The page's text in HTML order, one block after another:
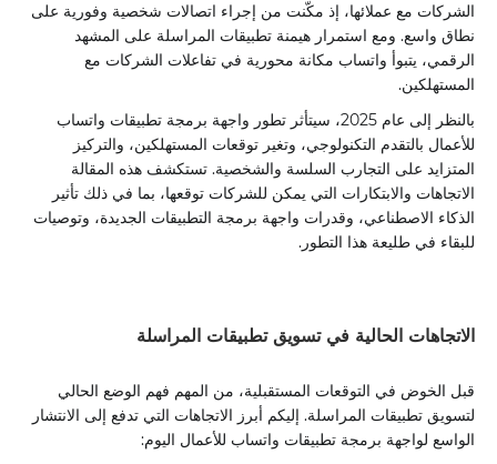
الشركات مع عملائها، إذ مكّنت من إجراء اتصالات شخصية وفورية على
نطاق واسع. ومع استمرار هيمنة تطبيقات المراسلة على المشهد
الرقمي، يتبوأ واتساب مكانة محورية في تفاعلات الشركات مع
المستهلكين.
بالنظر إلى عام 2025، سيتأثر تطور واجهة برمجة تطبيقات واتساب
للأعمال بالتقدم التكنولوجي، وتغير توقعات المستهلكين، والتركيز
المتزايد على التجارب السلسة والشخصية. تستكشف هذه المقالة
الاتجاهات والابتكارات التي يمكن للشركات توقعها، بما في ذلك تأثير
الذكاء الاصطناعي، وقدرات واجهة برمجة التطبيقات الجديدة، وتوصيات
للبقاء في طليعة هذا التطور.
الاتجاهات الحالية في تسويق تطبيقات المراسلة
قبل الخوض في التوقعات المستقبلية، من المهم فهم الوضع الحالي
لتسويق تطبيقات المراسلة. إليكم أبرز الاتجاهات التي تدفع إلى الانتشار
الواسع لواجهة برمجة تطبيقات واتساب للأعمال اليوم: